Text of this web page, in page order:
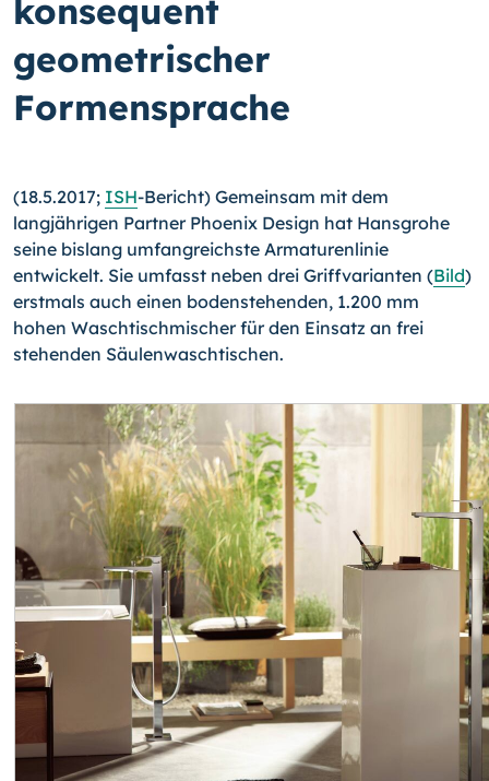
konsequent
geometrischer
Formensprache
(18.5.2017; ISH-Bericht) Gemeinsam mit dem
langjährigen Partner Phoenix Design hat Hansgrohe
seine bislang umfangreichste Armaturenlinie
entwickelt. Sie umfasst neben drei Griffvarianten (Bild)
erstmals auch einen bodenstehenden, 1.200 mm
hohen Waschtischmischer für den Einsatz an frei
stehenden Säulenwaschtischen.